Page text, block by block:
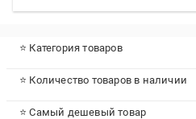
⭐ Категория товаров
⭐ Количество товаров в наличии
⭐ Самый дешевый товар